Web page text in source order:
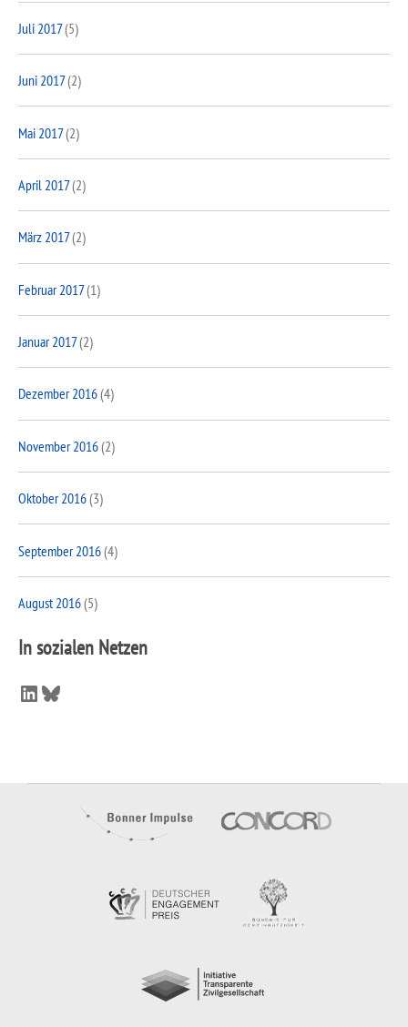
Juli 2017(5)
Juni 2017(2)
Mai 2017(2)
April 2017(2)
März 2017(2)
Februar 2017(1)
Januar 2017(2)
Dezember 2016(4)
November 2016(2)
Oktober 2016(3)
September 2016(4)
August 2016(5)
In sozialen Netzen
LinkedIn
Bluesky